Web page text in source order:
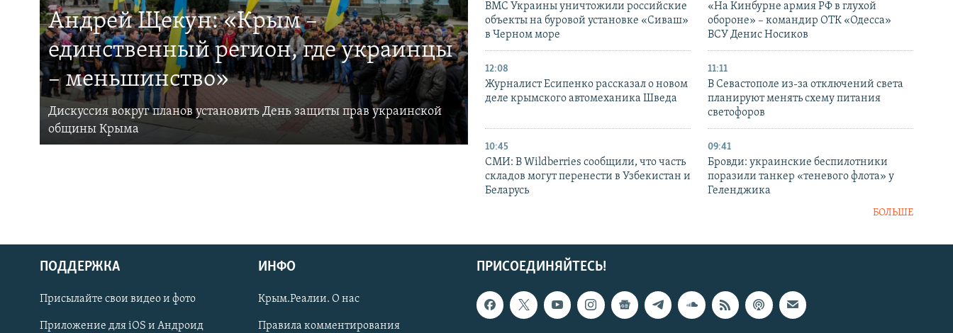
Українською
Qırımtatar
Андрей Щекун: «Крым –
единственный регион, где украинцы
– меньшинство»
Дискуссия вокруг планов установить День защиты прав украинской
общины Крыма
ВМС Украины уничтожили российские
объекты на буровой установке «Сиваш»
в Черном море
«На Кинбурне армия РФ в глухой
обороне» – командир ОТК «Одесса»
ВСУ Денис Носиков
12:08
Журналист Есипенко рассказал о новом
деле крымского автомеханика Шведа
11:11
В Севастополе из-за отключений света
планируют менять схему питания
светофоров
10:45
СМИ: В Wildberries сообщили, что часть
складов могут перенести в Узбекистан и
Беларусь
09:41
Бровди: украинские беспилотники
поразили танкер «теневого флота» у
Геленджика
БОЛЬШЕ
ПРИСОЕДИНЯЙТЕСЬ!
ПОДДЕРЖКА
Присылайте свои видео и фото
Приложение для iOS и Андроид
ИНФО
Крым.Реалии. О нас
Правила комментирования